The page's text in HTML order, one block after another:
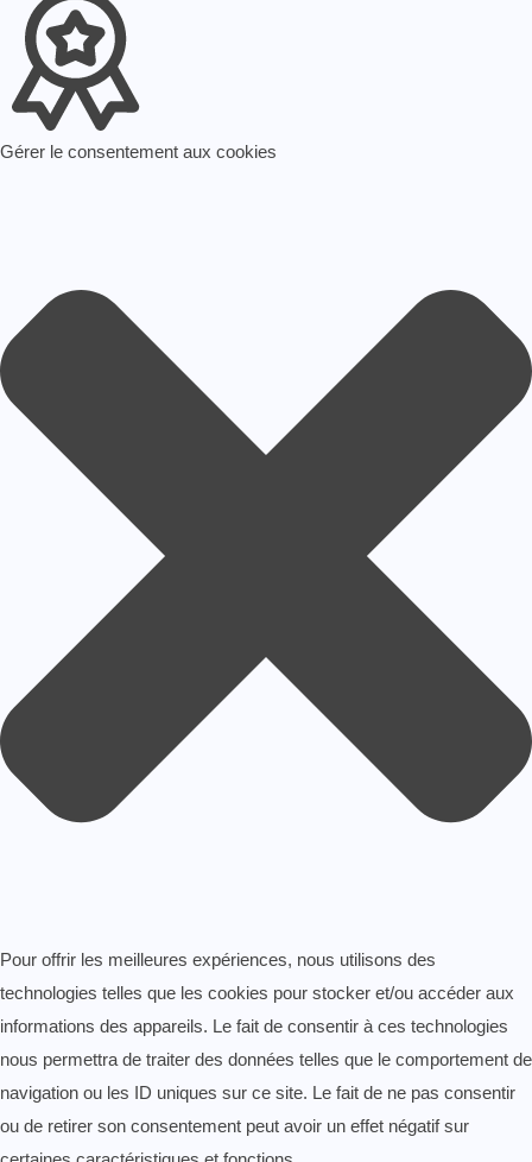
Gérer le consentement aux cookies
Pour offrir les meilleures expériences, nous utilisons des
technologies telles que les cookies pour stocker et/ou accéder aux
informations des appareils. Le fait de consentir à ces technologies
nous permettra de traiter des données telles que le comportement de
navigation ou les ID uniques sur ce site. Le fait de ne pas consentir
ou de retirer son consentement peut avoir un effet négatif sur